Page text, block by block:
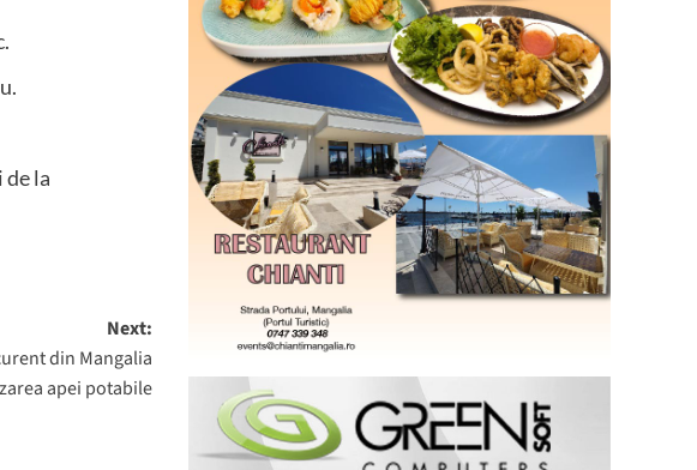
la
Next:
din Mangalia
apei potabile